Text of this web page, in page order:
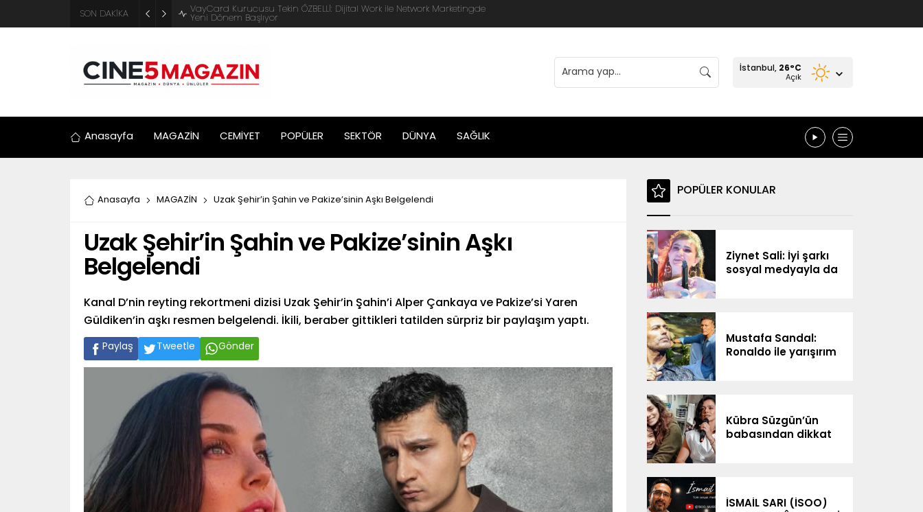
SON DAKİKA
ADM Türkiye Organizasyon ve Global Mobis İşbirliği ile Halka Açık
Motosiklet Festivali
İstanbul, 26°C
Açık
Anasayfa MAGAZİN CEMİYET POPÜLER SEKTÖR DÜNYA SAĞLIK
Anasayfa MAGAZİN Uzak Şehir’in Şahin ve Pakize’sinin Aşkı Belgelendi
Uzak Şehir’in Şahin ve Pakize’sinin Aşkı
Belgelendi
Kanal D’nin reyting rekortmeni dizisi Uzak Şehir’in Şahin’i Alper Çankaya ve Pakize’si Yaren
Güldiken’in aşkı resmen belgelendi. İkili, beraber gittikleri tatilden sürpriz bir paylaşım yaptı.
Paylaş Tweetle Gönder
POPÜLER KONULAR
Ziynet Sali: İyi şarkı
sosyal medyayla da
Mustafa Sandal:
Ronaldo ile yarışırım
Kübra Süzgün’ün
babasından dikkat
İSMAİL SARI (İSOO)